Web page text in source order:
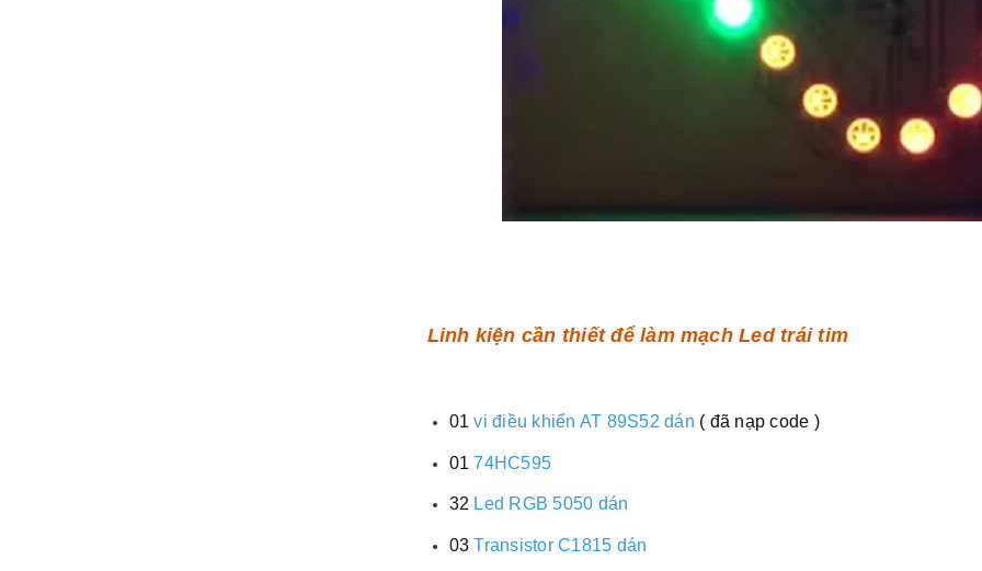
Linh kiện cần thiết để làm mạch Led trái tim
01vi điều khiển AT 89S52 dán ( đã nạp code )
0174HC595
32 Led RGB 5050 dán
03Transistor C1815 dán